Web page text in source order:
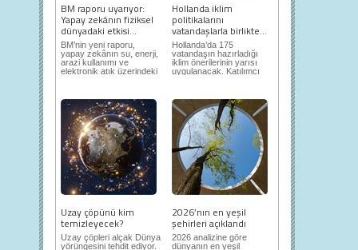
BM raporu uyarıyor:
Yapay zekânın fiziksel
dünyadaki etkisi...
BM’nin yeni raporu,
yapay zekânın su, enerji,
arazi kullanımı ve
elektronik atık üzerindeki
Hollanda iklim
politikalarını
vatandaşlarla birlikte...
Hollanda’da 175
vatandaşın hazırladığı
iklim önerilerinin yarısı
uygulanacak. Katılımcı
Uzay çöpünü kim
temizleyecek?
Uzay çöpleri alçak Dünya
yörüngesini tehdit ediyor.
2026’nın en yeşil
şehirleri açıklandı
2026 analizine göre
dünyanın en yeşil